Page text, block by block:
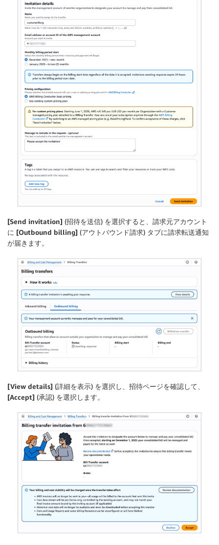
[Send invitation] (招待を送信) を選択すると、請求元アカウント
に [Outbound billing] (アウトバウンド請求) タブに請求転送通知
が届きます。
[View details] (詳細を表示) を選択し、招待ページを確認して、
[Accept] (承認) を選択します。